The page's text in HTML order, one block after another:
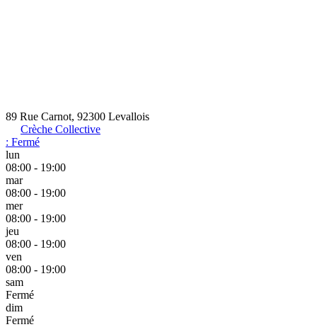
89 Rue Carnot, 92300 Levallois
Crèche Collective
: Fermé
lun
08:00 - 19:00
mar
08:00 - 19:00
mer
08:00 - 19:00
jeu
08:00 - 19:00
ven
08:00 - 19:00
sam
Fermé
dim
Fermé